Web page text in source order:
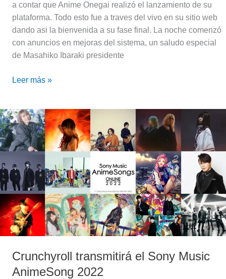
a contar que Anime Onegai realizó el lanzamiento de su
plataforma. Todo esto fue a traves del vivo en su sitio web
dando asi la bienvenida a su fase final. La noche comenzó
con anuncios en mejoras del sistema, un saludo especial
de Masahiko Ibaraki presidente
Leer más »
Crunchyroll transmitirá el Sony Music
AnimeSong 2022
Crunchyroll
transmitirá
el
Sony
Music
AnimeSong
2022